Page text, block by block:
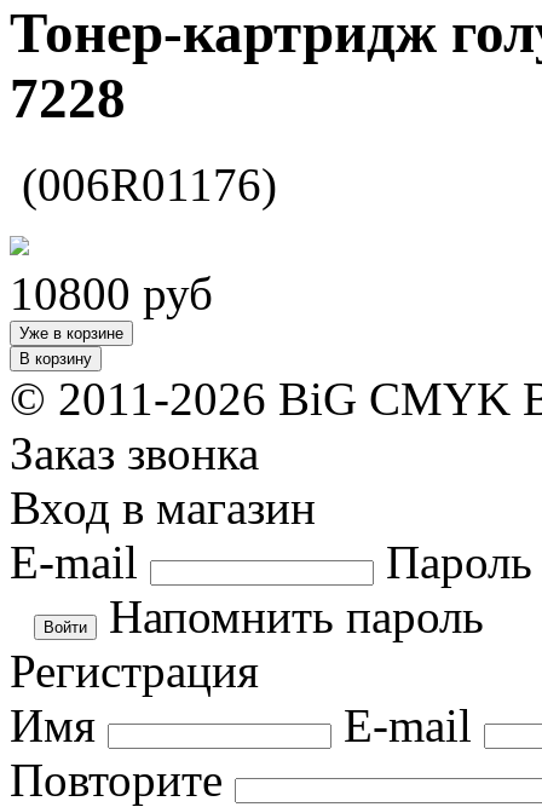
Тонер-картридж
7228
(006R01176)
10800 руб
Уже в корзине
В корзину
© 2011-2026 BiG CMYK
Заказ звонка
Вход в магазин
E-mail
Пароль
Напомнить пароль
Регистрация
Имя
E-mail
Повторите